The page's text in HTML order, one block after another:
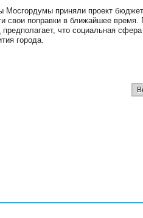
Мосгордумы приняли проект
свои поправки в ближайшее время.
что социальная
города.